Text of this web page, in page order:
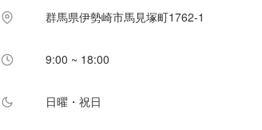
群馬県伊勢崎市馬見塚町1762‐1
9:00 ~ 18:00
日曜・祝日